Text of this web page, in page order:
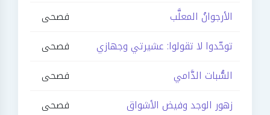
الأرجوانُ المعلَّب
فصحى
توحّدوا لا تقولوا: عشيرتي وجهازي
فصحى
السُّبات الدَّامي
فصحى
زهور الوجد وفيض الأشواق
فصحى